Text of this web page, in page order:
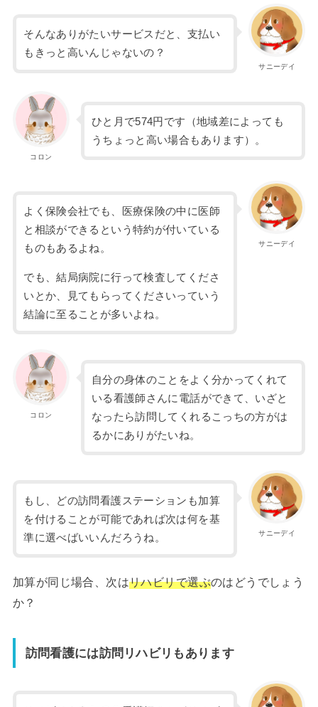
サニーデイ
そんなありがたいサービスだと、支払い
もきっと高いんじゃないの？
コロン
ひと月で574円です（地域差によっても
うちょっと高い場合もあります）。
サニーデイ
よく保険会社でも、医療保険の中に医師
と相談ができるという特約が付いている
ものもあるよね。
でも、結局病院に行って検査してくださ
いとか、見てもらってくださいっていう
結論に至ることが多いよね。
コロン
自分の身体のことをよく分かってくれて
いる看護師さんに電話ができて、いざと
なったら訪問してくれるこっちの方がは
るかにありがたいね。
サニーデイ
もし、どの訪問看護ステーションも加算
を付けることが可能であれば次は何を基
準に選べばいいんだろうね。
加算が同じ場合、次はリハビリで選ぶのはどうでしょう
か？
訪問看護には訪問リハビリもあります